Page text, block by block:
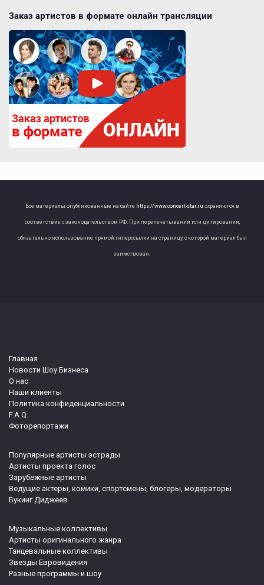
Заказ артистов в формате онлайн трансляции
Все материалы опубликованные на сайте https://www.concert-star.ru охраняются в
соответствие с законодательством РФ. При перепечатывании или цитировании,
обязательно использование прямой гиперссылки на страницу, с которой материал был
заимствован.
Главная
Новости Шоу Бизнеса
О нас
Наши клиенты
Политика конфиденциальности
F.A.Q.
Фоторепортажи
Популярные артисты эстрады
Артисты проекта голос
Зарубежные артисты
Ведущие актеры, комики, спортсмены, блогеры, модераторы
Букинг Диджеев
Музыкальные коллективы
Артисты оригинального жанра
Танцевальные коллективы
Звезды Евровидения
Разные программы и шоу